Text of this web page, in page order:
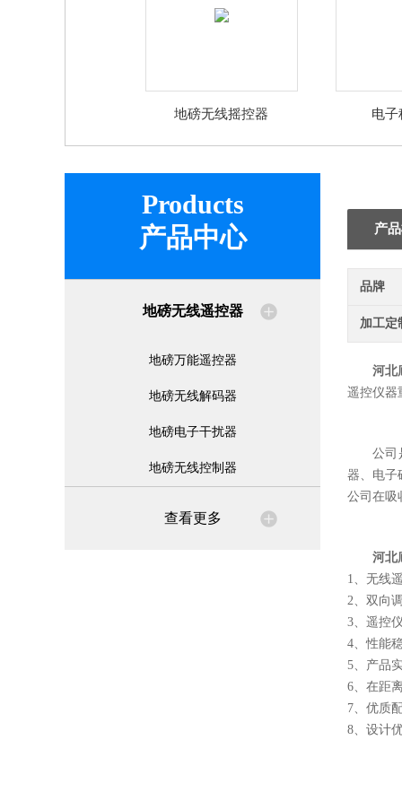
地磅无线摇控器 电子
Products
产品中心
地磅无线遥控器
地磅万能遥控器
地磅无线解码器
地磅电子干扰器
地磅无线控制器
查看更多
产
品牌
加工定
河北
遥控仪器
公司
器、电子
公司在吸
河北
1、无线
2、双向
3、遥控
4、性能
5、产品
6、在距
7、优质
8、设计